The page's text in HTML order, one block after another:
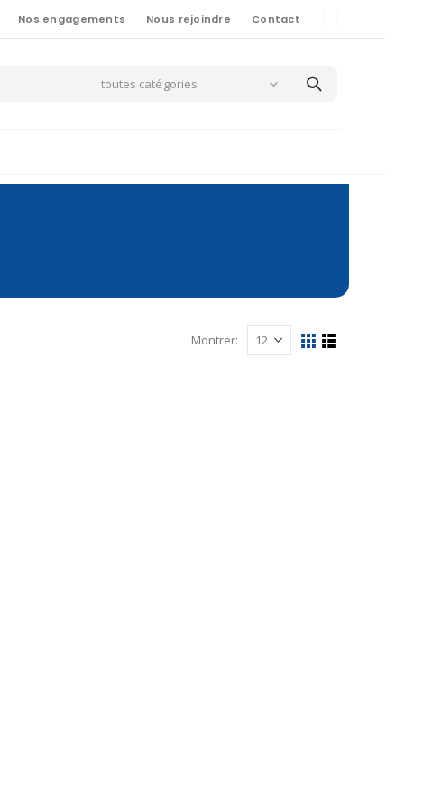
Nos engagements Nous rejoindre Contact
toutes catégories
Montrer: